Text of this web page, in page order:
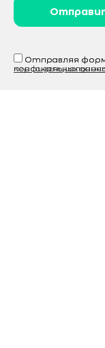
Отправляя
Отправляя
персональных